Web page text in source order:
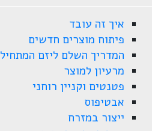
איך זה עובד
פיתוח מוצרים חדשים
המדריך השלם ליזם המתחיל
מרעיון למוצר
פטנטים וקניין רוחני
אבטיפוס
ייצור במזרח